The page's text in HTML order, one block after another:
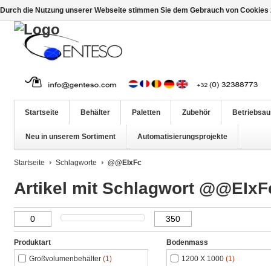
Startseite Behälter Paletten Zubehör
Neu in unserem Sortiment Automatisierungsprojekte
Startseite Schlagworte @@EIxFc
Artikel mit Schlagwort
Produktart
Großvolumenbehälter (1)
Bodenmass
1200 X 1000 (1)
Durch die Nutzung unserer Webseite stimmen Sie dem Gebrauch von